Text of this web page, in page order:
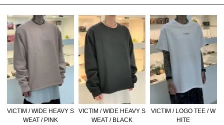
VICTIM / WIDE HEAVY S
WEAT / PINK
VICTIM / WIDE HEAVY S
WEAT / BLACK
VICTIM / LOGO TEE / W
HITE